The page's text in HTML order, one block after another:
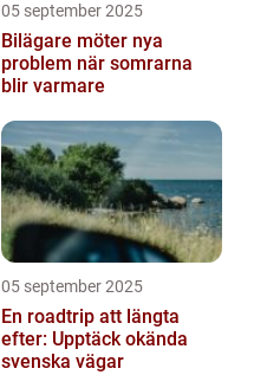
05 september 2025
Bilägare möter nya
problem när somrarna
blir varmare
05 september 2025
En roadtrip att längta
efter: Upptäck okända
svenska vägar